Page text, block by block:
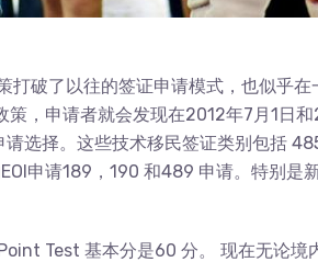
打破了以往的签证申请模式，也似乎
，申请者就会发现在2012年7月1日
请选择。这些技术移民签证类别包括
申请189，190 和489 申请。特别是
Test 基本分是60 分。 现在无论境